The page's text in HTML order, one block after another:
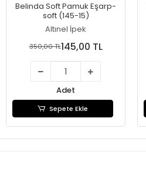
Belinda Soft Pamuk Eşarp-
soft (145-15)
Altınel İpek
350,00 TL145,00 TL
Adet
Sepete Ekle